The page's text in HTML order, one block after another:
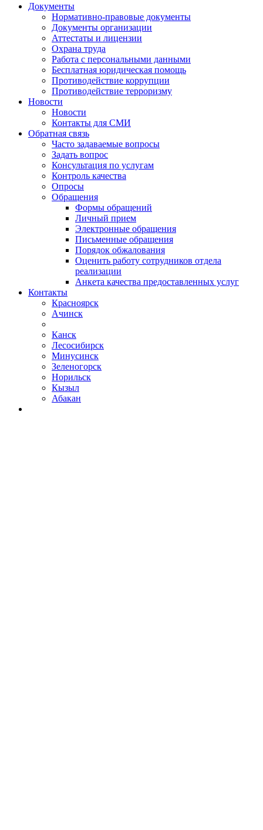
Документы
Нормативно-правовые документы
Документы организации
Аттестаты и лицензии
Охрана труда
Работа с персональными данными
Бесплатная юридическая помощь
Противодействие коррупции
Противодействие терроризму
Новости
Новости
Контакты для СМИ
Обратная связь
Часто задаваемые вопросы
Задать вопрос
Консультация по услугам
Контроль качества
Опросы
Обращения
Формы обращений
Личный прием
Электронные обращения
Письменные обращения
Порядок обжалования
Оценить работу сотрудников отдела
реализации
Анкета качества предоставленных услуг
Контакты
Красноярск
Ачинск
Канск
Лесосибирск
Минусинск
Зеленогорск
Норильск
Кызыл
Абакан